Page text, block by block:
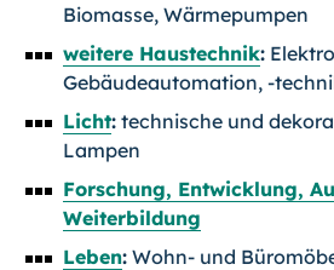
Biomasse, Wärmepumpen
weitere Haustechnik:
Gebäudeautomation, -
Licht: technische und
Lampen
Forschung, Entwicklung,
Weiterbildung
Leben: Wohn- und